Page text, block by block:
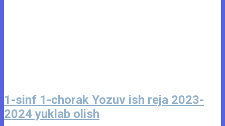
1-sinf 1-chorak Yozuv ish reja 2023-
2024 yuklab olish